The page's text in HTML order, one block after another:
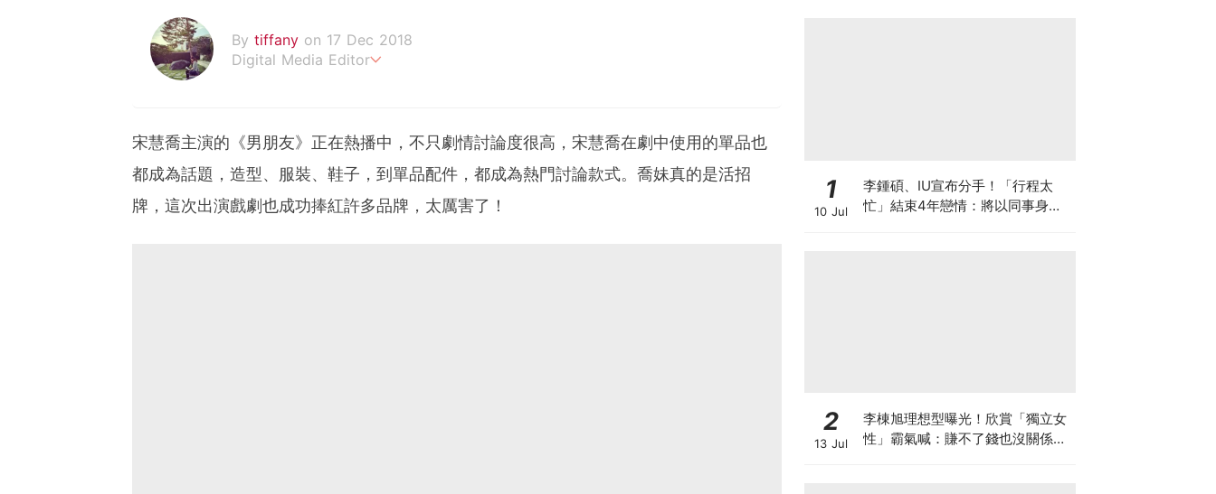
By tiffany on 17 Dec 2018
Digital Media Editor
宋慧喬主演的《男朋友》正在熱播中，不只劇情討論度很高，宋慧喬在劇中使用的單品也
都成為話題，造型、服裝、鞋子，到單品配件，都成為熱門討論款式。喬妹真的是活招
牌，這次出演戲劇也成功捧紅許多品牌，太厲害了！
1
10 Jul
李鍾碩、IU宣布分手！「行程太
忙」結束4年戀情：將以同事身分
2
13 Jul
李棟旭理想型曝光！欣賞「獨立女
性」霸氣喊：賺不了錢也沒關係，